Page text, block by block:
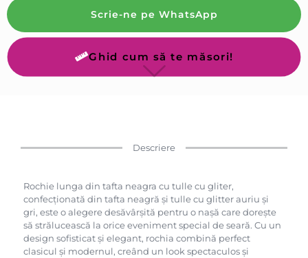
Scrie-ne pe WhatsApp
Ghid cum să te măsori!
Descriere
Rochie lunga din tafta neagra cu tulle cu gliter,
confecționată din tafta neagră și tulle cu glitter auriu și
gri, este o alegere desăvârșită pentru o nașă care dorește
să strălucească la orice eveniment special de seară. Cu un
design sofisticat și elegant, rochia combină perfect
clasicul și modernul, creând un look spectaculos și